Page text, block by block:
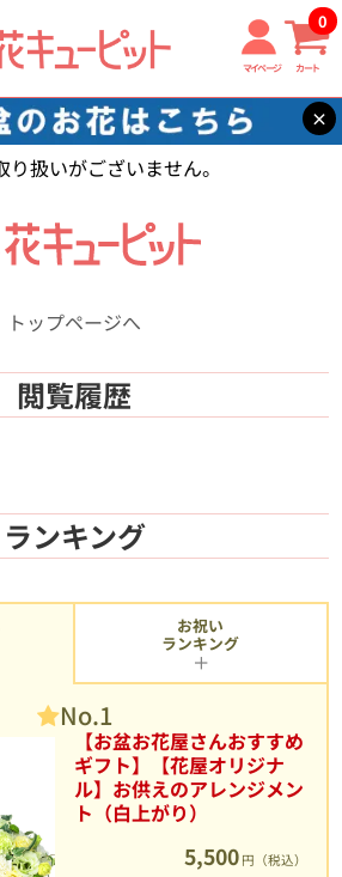
マイページ カート
0
×
扱いがございません。
トップページへ
閲覧履歴
ランキング
No.1
【お盆お花屋さんおすすめ
ギフト】【花屋オリジナ
ル】お供えのアレンジメン
ト（白上がり）
5,500 円（税込）
お祝い
ランキング